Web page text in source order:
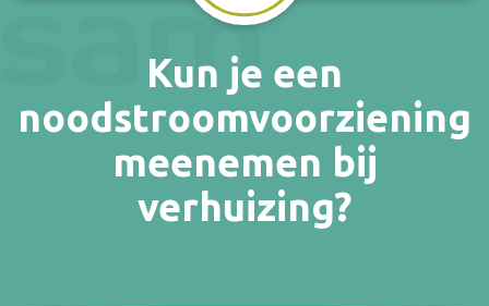
Kun je een
noodstroomvoorziening
meenemen bij
verhuizing?